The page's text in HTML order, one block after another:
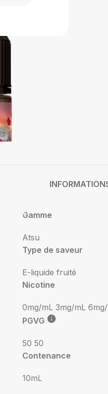
Gamme
Atsu
Type de saveur
E-liquide fruité
Nicotine
0mg/mL 3mg/mL
PGVG
50 50
Contenance
10mL